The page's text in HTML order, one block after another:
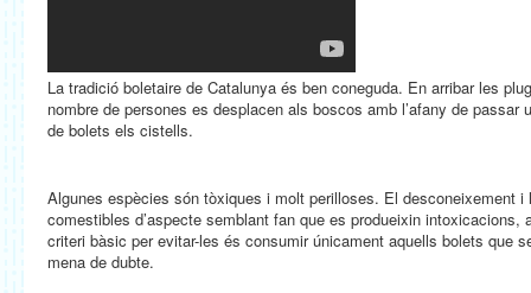
La tradició boletaire de Catalunya és ben coneguda. En arribar les
nombre de persones es desplacen als boscos amb l’afany de passar
de bolets els cistells.
Algunes espècies són tòxiques i molt perilloses. El desconeixement i
comestibles d’aspecte semblant fan que es produeixin
criteri bàsic per evitar-les és consumir únicament aquells bolets que
mena de dubte.